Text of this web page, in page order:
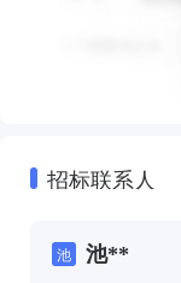
招标联系人
池 池**